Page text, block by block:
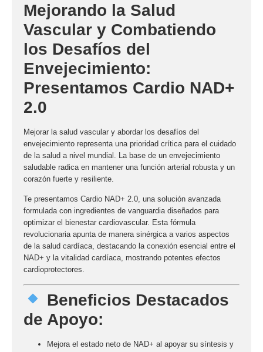
Mejorando la Salud
Vascular y Combatiendo
los Desafíos del
Envejecimiento:
Presentamos Cardio NAD+
2.0
Mejorar la salud vascular y abordar los desafíos del
envejecimiento representa una prioridad crítica para el cuidado
de la salud a nivel mundial. La base de un envejecimiento
saludable radica en mantener una función arterial robusta y un
corazón fuerte y resiliente.
Te presentamos Cardio NAD+ 2.0, una solución avanzada
formulada con ingredientes de vanguardia diseñados para
optimizar el bienestar cardiovascular. Esta fórmula
revolucionaria apunta de manera sinérgica a varios aspectos
de la salud cardíaca, destacando la conexión esencial entre el
NAD+ y la vitalidad cardíaca, mostrando potentes efectos
cardioprotectores.
Beneficios Destacados
de Apoyo:
Mejora el estado neto de NAD+ al apoyar su síntesis y